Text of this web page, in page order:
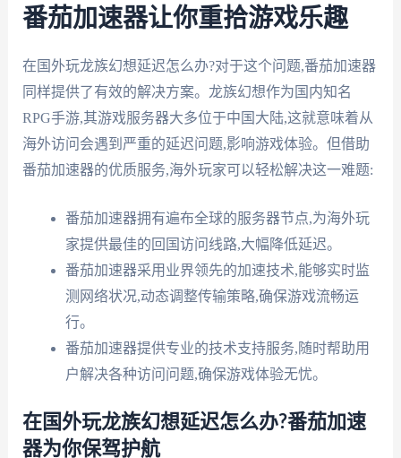
番茄加速器让你重拾游戏乐趣
在国外玩龙族幻想延迟怎么办?对于这个问题,番茄加速器
同样提供了有效的解决方案。龙族幻想作为国内知名
RPG手游,其游戏服务器大多位于中国大陆,这就意味着从
海外访问会遇到严重的延迟问题,影响游戏体验。但借助
番茄加速器的优质服务,海外玩家可以轻松解决这一难题:
番茄加速器拥有遍布全球的服务器节点,为海外玩
家提供最佳的回国访问线路,大幅降低延迟。
番茄加速器采用业界领先的加速技术,能够实时监
测网络状况,动态调整传输策略,确保游戏流畅运
行。
番茄加速器提供专业的技术支持服务,随时帮助用
户解决各种访问问题,确保游戏体验无忧。
在国外玩龙族幻想延迟怎么办?番茄加速
器为你保驾护航